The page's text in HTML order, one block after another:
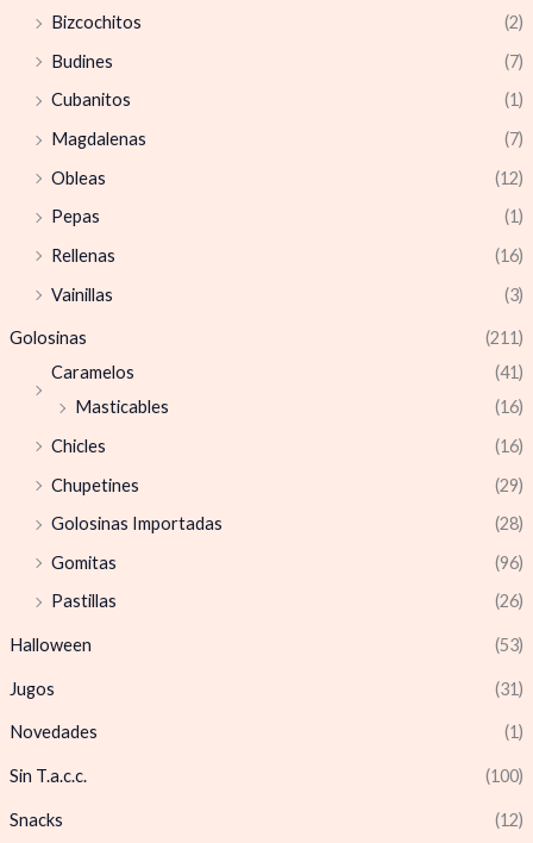
Bizcochitos
(2)
Budines
(7)
Cubanitos
(1)
Magdalenas
(7)
Obleas
(12)
Pepas
(1)
Rellenas
(16)
Vainillas
(3)
Golosinas
(211)
Caramelos
(41)
Masticables
(16)
Chicles
(16)
Chupetines
(29)
Golosinas Importadas
(28)
Gomitas
(96)
Pastillas
(26)
Halloween (53)
Jugos (31)
Novedades (1)
Sin T.a.c.c. (100)
Snacks (12)